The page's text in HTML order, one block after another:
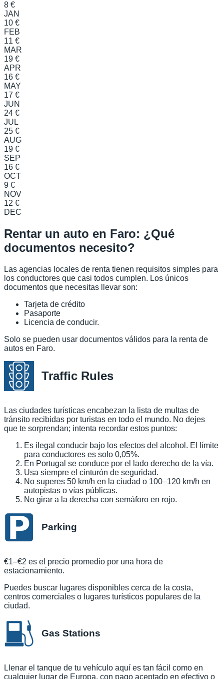
8 €
JAN
10 €
FEB
11 €
MAR
19 €
APR
16 €
MAY
17 €
JUN
24 €
JUL
25 €
AUG
19 €
SEP
16 €
OCT
9 €
NOV
12 €
DEC
Rentar un auto en Faro: ¿Qué
documentos necesito?
Las agencias locales de renta tienen requisitos simples para
los conductores que casi todos cumplen. Los únicos
documentos que necesitas llevar son:
Tarjeta de crédito
Pasaporte
Licencia de conducir.
Solo se pueden usar documentos válidos para la renta de
autos en Faro.
Traffic Rules
Las ciudades turísticas encabezan la lista de multas de
tránsito recibidas por turistas en todo el mundo. No dejes
que te sorprendan; intenta recordar estos puntos:
Es ilegal conducir bajo los efectos del alcohol. El límite
para conductores es solo 0,05%.
En Portugal se conduce por el lado derecho de la vía.
Usa siempre el cinturón de seguridad.
No superes 50 km/h en la ciudad o 100–120 km/h en
autopistas o vías públicas.
No girar a la derecha con semáforo en rojo.
Parking
€1–€2 es el precio promedio por una hora de
estacionamiento.
Puedes buscar lugares disponibles cerca de la costa,
centros comerciales o lugares turísticos populares de la
ciudad.
Gas Stations
Llenar el tanque de tu vehículo aquí es tan fácil como en
cualquier lugar de Europa, con pago aceptado en efectivo o